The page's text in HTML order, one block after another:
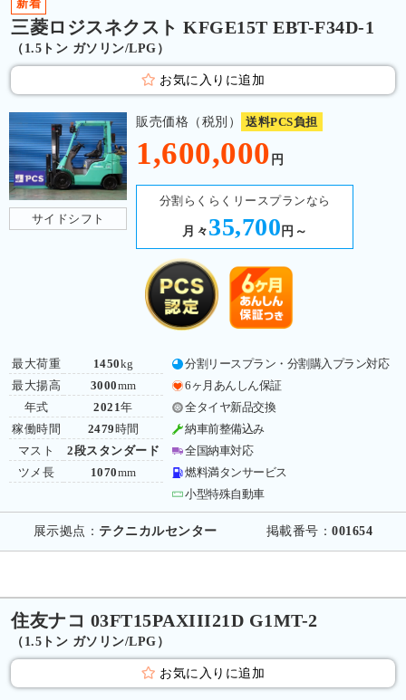
新着
三菱ロジスネクスト KFGE15T EBT-F34D-1
（1.5トン ガソリン/LPG）
お気に入りに追加
サイドシフト
販売価格（税別） 送料PCS負担
1,600,000 円
分割らくらくリースプランなら
月々 35,700 円～
最大荷重
最大揚高
年式
稼働時間
マスト
ツメ長
1450kg
3000mm
2021年
2479 時間
2段スタンダード
1070mm
分割リースプラン・分割購入プラン対応
6ヶ月あんしん保証
全タイヤ新品交換
納車前整備込み
全国納車対応
燃料満タンサービス
小型特殊自動車
展示拠点： テクニカルセンター 掲載番号：001654
住友ナコ 03FT15PAXIII21D G1MT-2
（1.5トン ガソリン/LPG）
お気に入りに追加